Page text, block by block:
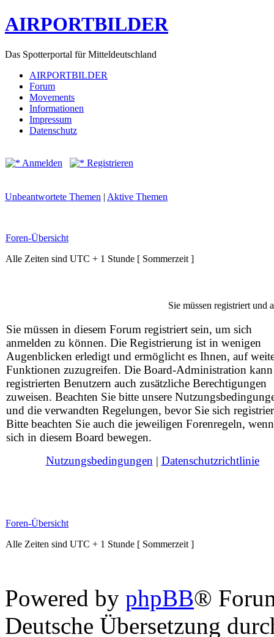
AIRPORTBILDER
Das Spotterportal für Mitteldeutschland
AIRPORTBILDER
Forum
Movements
Informationen
Impressum
Datenschutz
Anmelden Registrieren
Unbeantwortete Themen | Aktive Themen
Foren-Übersicht
Alle Zeiten sind UTC + 1 Stunde [ Sommerzeit ]
Sie müssen registriert und
Sie müssen in diesem Forum registriert sein, um sich
anmelden zu können. Die Registrierung ist in wenigen
Augenblicken erledigt und ermöglicht es Ihnen, auf
Funktionen zuzugreifen. Die Board-Administration kann
registrierten Benutzern auch zusätzliche Berechtigungen
zuweisen. Beachten Sie bitte unsere
und die verwandten Regelungen, bevor Sie sich
Bitte beachten Sie auch die jeweiligen Forenregeln,
sich in diesem Board bewegen.
Nutzungsbedingungen | Datenschutzrichtlinie
Foren-Übersicht
Alle Zeiten sind UTC + 1 Stunde [ Sommerzeit ]
Powered by phpBB®
Deutsche Übersetzung